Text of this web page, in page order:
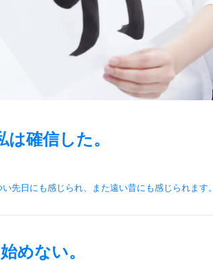
確信した。
先日にも感じられ、また遠い昔にも感じられます。
めない。